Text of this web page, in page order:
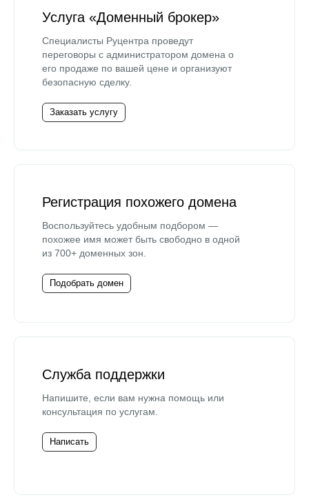
Услуга «Доменный брокер»
Специалисты Руцентра проведут
переговоры с администратором домена о
его продаже по вашей цене и организуют
безопасную сделку.
Заказать услугу
Регистрация похожего домена
Воспользуйтесь удобным подбором —
похожее имя может быть свободно в одной
из 700+ доменных зон.
Подобрать домен
Служба поддержки
Напишите, если вам нужна помощь или
консультация по услугам.
Написать